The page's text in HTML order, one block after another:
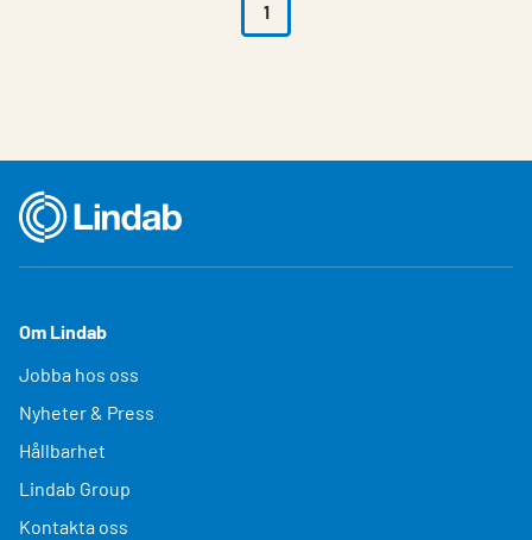
1
Om Lindab
Jobba hos oss
Nyheter & Press
Hållbarhet
Lindab Group
Kontakta oss